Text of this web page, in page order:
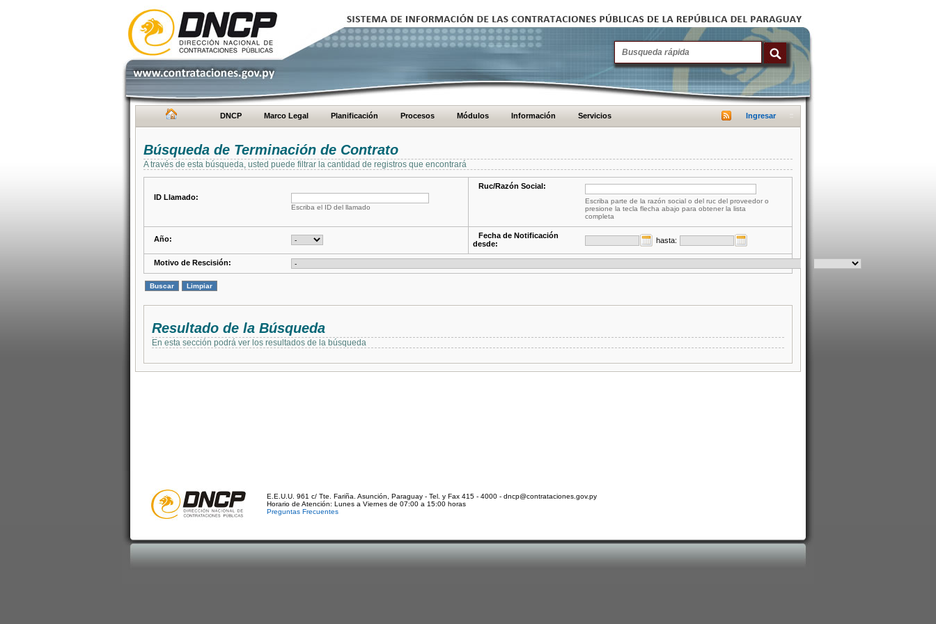
DNCP Marco Legal Planificación Procesos Módulos Información Servicios Ingresar
Búsqueda de Terminación de Contrato
A través de esta búsqueda, usted puede filtrar la cantidad de registros que encontrará
ID Llamado:
Escriba el ID del llamado
Ruc/Razón Social:
Escriba parte de la razón social o del ruc del proveedor o
presione la tecla flecha abajo para obtener la lista
completa
Año:
Fecha de Notificación
desde:
hasta:
Motivo de Rescisión:
Resultado de la Búsqueda
En esta sección podrá ver los resultados de la búsqueda
E.E.U.U. 961 c/ Tte. Fariña. Asunción, Paraguay - Tel. y Fax 415 - 4000 - dncp@contrataciones.gov.py
Horario de Atención: Lunes a Viernes de 07:00 a 15:00 horas
Preguntas Frecuentes